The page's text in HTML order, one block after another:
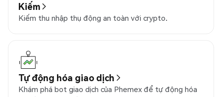
Kiếm
Kiếm thu nhập thụ động an toàn với crypto.
Tự động hóa giao dịch
Khám phá bot giao dịch của Phemex để tự động hóa